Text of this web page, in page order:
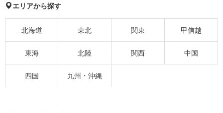
エリアから探す
北海道 東北 関東 甲信越
東海 北陸 関西 中国
四国 九州・沖縄